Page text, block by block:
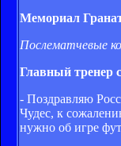
Мемориал
Послематчевые
Главный тренер
- Поздравляю
Чудес, к
нужно об игре